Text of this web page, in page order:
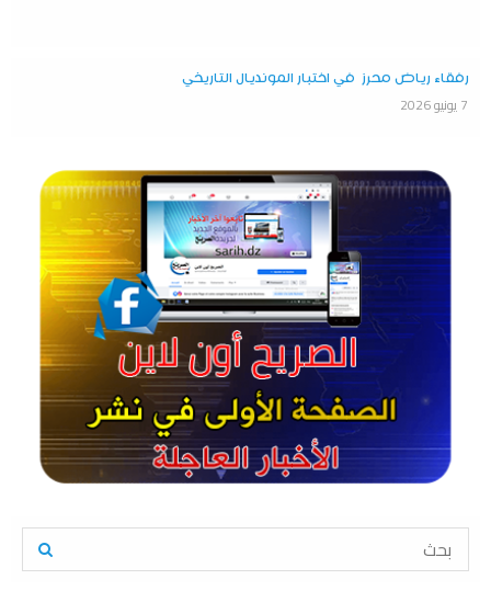
رفقاء رياض محرز في اختبار المونديال التاريخي
7 يونيو 2026
S